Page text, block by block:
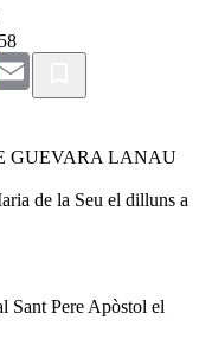
Email
GUEVARA LANAU
de la Seu el dilluns a
Sant Pere Apòstol el